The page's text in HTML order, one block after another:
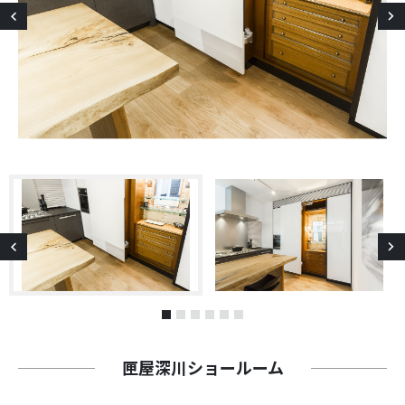
Previous
1 2 3 4 5
匣屋深川ショールーム